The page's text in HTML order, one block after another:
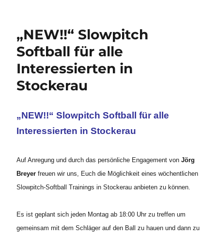
„NEW!!“ Slowpitch
Softball für alle
Interessierten in
Stockerau
„NEW!!“ Slowpitch Softball für alle
Interessierten in Stockerau
Auf Anregung und durch das persönliche Engagement vonJörg
Breyer freuen wir uns, Euch die Möglichkeit eines wöchentlichen
Slowpitch-Softball Trainings in Stockerau anbieten zu können.
Es ist geplant sich jeden Montag ab 18:00 Uhr zu treffen um
gemeinsam mit dem Schläger auf den Ball zu hauen und dann zu